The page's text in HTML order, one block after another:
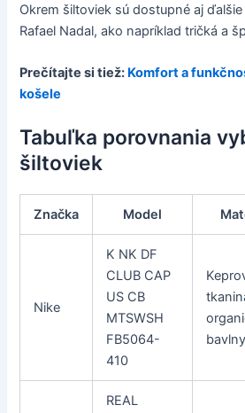
Okrem šiltoviek sú dostupné aj
Rafael Nadal, ako napríklad tričká a
Prečítajte si tiež: Komfort a
košele
Tabuľka porovnania
šiltoviek
Značka Model
Nike
K NK DF
CLUB CAP
US CB
MTSWSH
FB5064-
410
bavlny
REAL